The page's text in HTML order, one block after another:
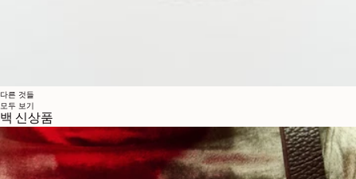
다른 것들
모두 보기
백 신상품